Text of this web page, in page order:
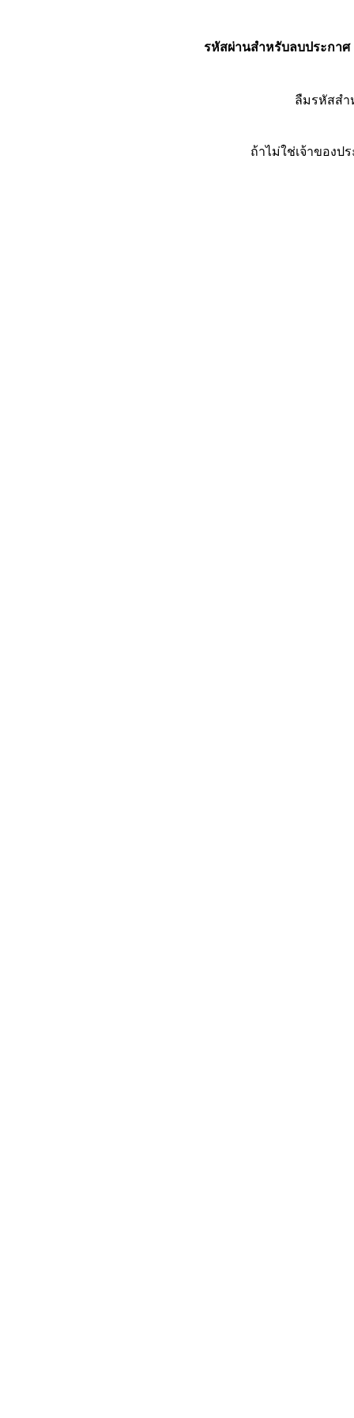
รหัสผ่านสำหรับลบประกาศ
ลืมรหัสส
ถ้าไม่ใช่เจ้าของป